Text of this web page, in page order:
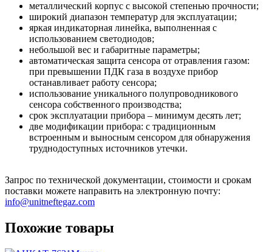
металлический корпус с высокой степенью прочности;
широкий диапазон температур для эксплуатации;
яркая индикаторная линейка, выполненная с
использованием светодиодов;
небольшой вес и габаритные параметры;
автоматическая защита сенсора от отравления газом:
при превышении ПДК газа в воздухе прибор
останавливает работу сенсора;
использование уникального полупроводникового
сенсора собственного производства;
срок эксплуатации прибора – минимум десять лет;
две модификации прибора: с традиционным
встроенным и выносным сенсором для обнаружения
труднодоступных источников утечки.
Запрос по технической документации, стоимости и срокам
поставки можете направить на электронную почту:
info@unitneftegaz.com
Похожие товары